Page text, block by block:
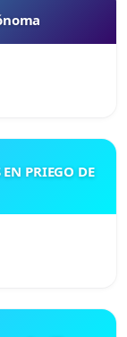
PRIEGO DE